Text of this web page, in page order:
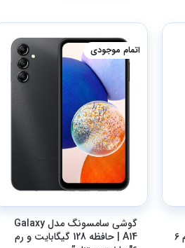
اتمام موجودی
گوشی سامسونگ مدل Galaxy
A14 | حافظه 128 گیگابایت و رم